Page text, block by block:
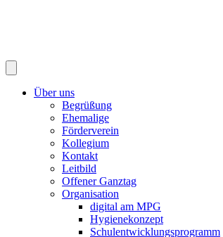
Über uns
Begrüßung
Ehemalige
Förderverein
Kollegium
Kontakt
Leitbild
Offener Ganztag
Organisation
digital am MPG
Hygienekonzept
Schulentwicklungsprogramm